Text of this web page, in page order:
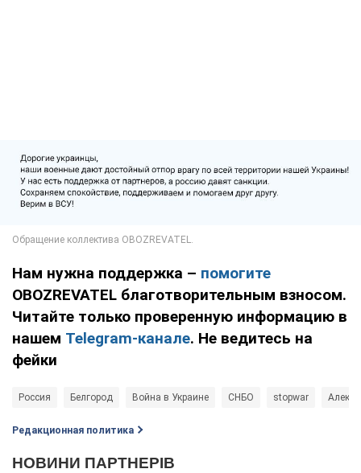
Нам нужна поддержка – помогите
OBOZREVATEL благотворительным взносом.
Читайте только проверенную информацию в
нашем Telegram-канале. Не ведитесь на
фейки
Россия Белгород Война в Украине СНБО stopwar
Редакционная политика